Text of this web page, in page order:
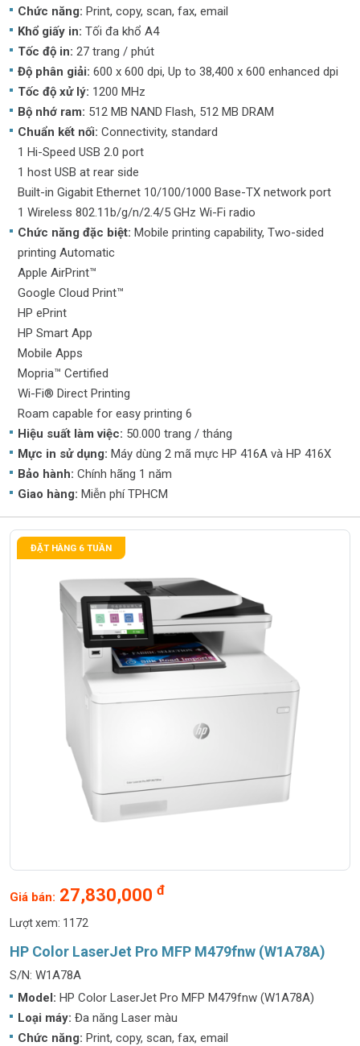
Chức năng: Print, copy, scan, fax, email
Khổ giấy in: Tối đa khổ A4
Tốc độ in: 27 trang / phút
Độ phân giải: 600 x 600 dpi, Up to 38,400 x 600 enhanced dpi
Tốc độ xử lý: 1200 MHz
Bộ nhớ ram: 512 MB NAND Flash, 512 MB DRAM
Chuẩn kết nối: Connectivity, standard
1 Hi-Speed USB 2.0 port
1 host USB at rear side
Built-in Gigabit Ethernet 10/100/1000 Base-TX network port
1 Wireless 802.11b/g/n/2.4/5 GHz Wi-Fi radio
Chức năng đặc biệt: Mobile printing capability, Two-sided
printing Automatic
Apple AirPrint™
Google Cloud Print™
HP ePrint
HP Smart App
Mobile Apps
Mopria™ Certified
Wi-Fi® Direct Printing
Roam capable for easy printing 6
Hiệu suất làm việc: 50.000 trang / tháng
Mực in sử dụng: Máy dùng 2 mã mực HP 416A và HP 416X
Bảo hành: Chính hãng 1 năm
Giao hàng: Miễn phí TPHCM
ĐẶT HÀNG 6 TUẦN
HP Color LaserJet Pro MFP M479fnw (W1A78A)
S/N: W1A78A
Model: HP Color LaserJet Pro MFP M479fnw (W1A78A)
Loại máy: Đa năng Laser màu
Chức năng: Print, copy, scan, fax, email
Giá bán: 27,830,000 đ
Lượt xem: 1172